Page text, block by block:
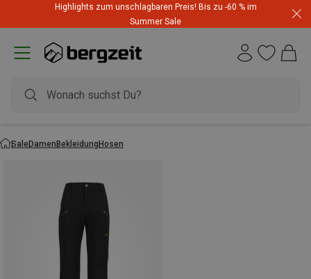
Highlights zum unschlagbaren Preis! Bis zu -60 % im
Summer Sale
SaleDamenBekleidungHosen